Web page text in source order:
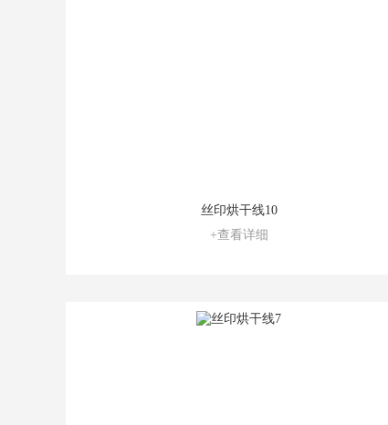
丝印烘干线10
+查看详细